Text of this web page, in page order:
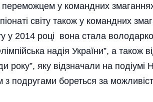
переможцем у командних
світу також у командних
у 2014 році вона стала
надія України”, а
року”, яку відзначали на подіумі
з подругами боре­ть­ся за